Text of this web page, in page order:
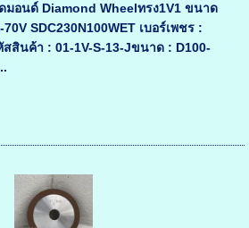
มอนด์ Diamond Wheelทรง1V1 ขนาด
SDC230N100WET เบอร์เพชร :
สสินค้า : 01-1V-S-13-Jขนาด : D100-